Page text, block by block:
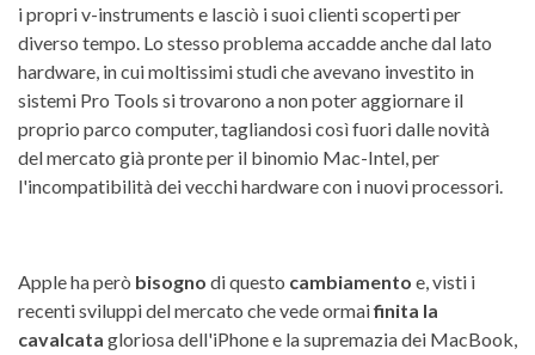
i propri v-instruments e lasciò i suoi clienti scoperti per
diverso tempo. Lo stesso problema accadde anche dal lato
hardware, in cui moltissimi studi che avevano investito in
sistemi Pro Tools si trovarono a non poter aggiornare il
proprio parco computer, tagliandosi così fuori dalle novità
del mercato già pronte per il binomio Mac-Intel, per
l'incompatibilità dei vecchi hardware con i nuovi processori.
Apple ha però bisogno di questo cambiamento e, visti i
recenti sviluppi del mercato che vede ormaifinita la
cavalcata gloriosa dell'iPhone e la supremazia dei MacBook,